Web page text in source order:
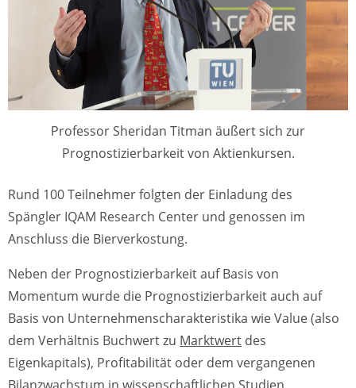
Professor Sheridan Titman äußert sich zur
Prognostizierbarkeit von Aktienkursen.
Rund 100 Teilnehmer folgten der Einladung des
Spängler IQAM Research Center und genossen im
Anschluss die Bierverkostung.
Neben der Prognostizierbarkeit auf Basis von
Momentum wurde die Prognostizierbarkeit auch auf
Basis von Unternehmenscharakteristika wie Value (also
dem Verhältnis Buchwert zu Marktwert des
Eigenkapitals), Profitabilität oder dem vergangenen